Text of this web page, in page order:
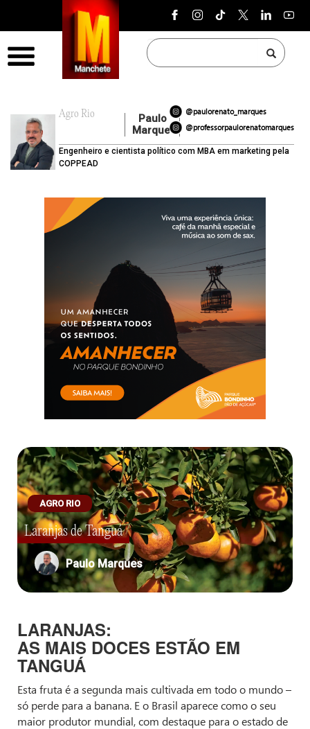
Pular para o conteúdo
Agro Rio
Paulo
Marques
@paulorenato_marques
@professorpaulorenatomarques
Engenheiro e cientista político com MBA em marketing pela
COPPEAD
AGRO RIO
Laranjas de Tanguá
Paulo Marques
LARANJAS:
AS MAIS DOCES ESTÃO EM
TANGUÁ
Esta fruta é a segunda mais cultivada em todo o mundo –
só perde para a banana. E o Brasil aparece como o seu
maior produtor mundial, com destaque para o estado de